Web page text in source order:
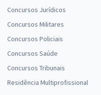
Concursos Jurídicos
Concursos Militares
Concursos Policiais
Concursos Saúde
Concursos Tribunais
Residência Multiprofissional